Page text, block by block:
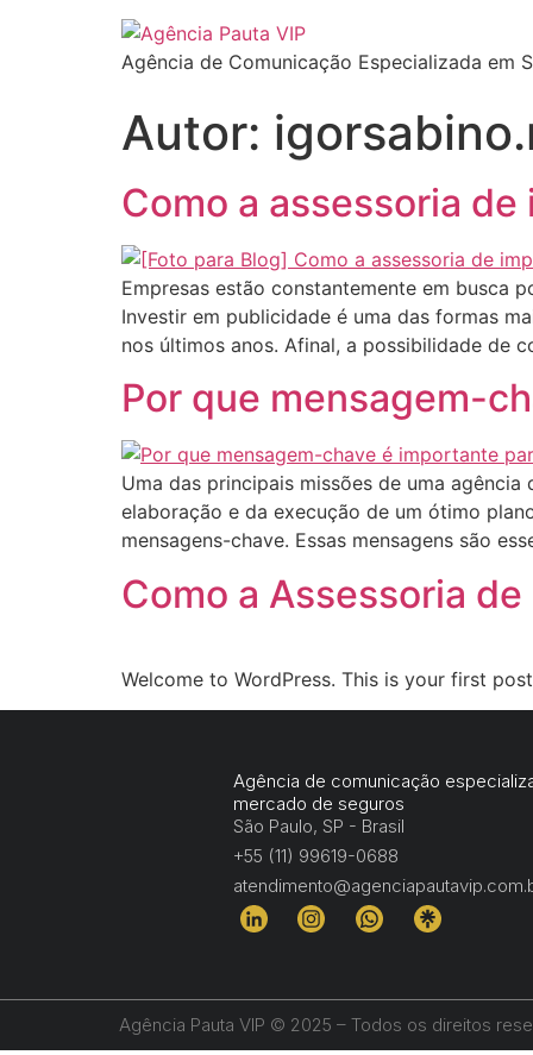
Agência de Comunicação Especializada em
Autor:
Como a assessoria
Empresas estão constantemente em busca
Investir em publicidade é uma das formas
nos últimos anos. Afinal, a possibilidade de
Por que mensagem-
Uma das principais missões de uma
elaboração e da execução de um ótimo
mensagens-chave. Essas mensagens são
Como a Assessoria
Welcome to WordPress. This is your first
Agência de comunicação
mercado de seguros
São Paulo, SP - Brasil
+55 (11) 99619-0688
Agência Pauta VIP © 2025 – Todos os direitos